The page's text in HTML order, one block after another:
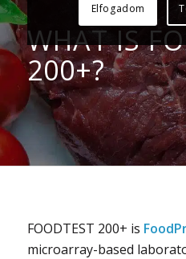
WHAT IS
200+?
FOODTEST 200+ is
microarray-based
Elfogadom